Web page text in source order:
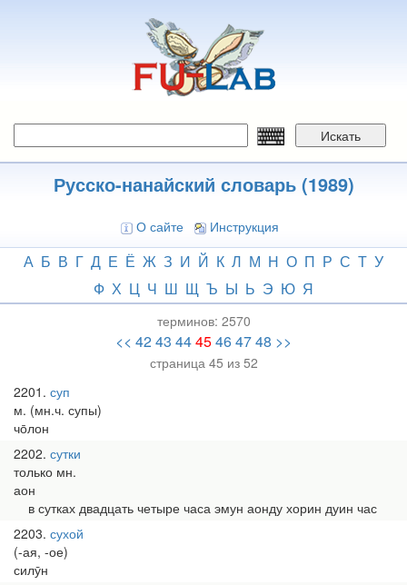
Искать
Русско-нанайский словарь (1989)
О сайте Инструкция
А Б В Г Д Е Ё Ж З И Й К Л М Н О П Р С Т У
Ф Х Ц Ч Ш Щ Ъ Ы Ь Э Ю Я
терминов: 2570
<< 4243 4445464748 >>
страница 45 из 52
2201 суп
м. (мн.ч. супы)
чо̄лон
2202 сутки
только мн.
аон
в сутках двадцать четыре часа эмун аонду хорин дуин час
2203 сухой
(-ая, -ое)
силӯн